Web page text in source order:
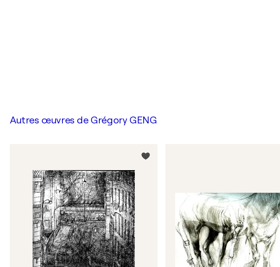
Autres œuvres de Grégory GENG